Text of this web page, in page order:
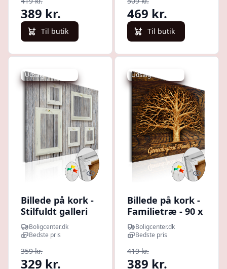
389 kr.
Til butik
469 kr.
Til butik
Udsalg - spar 8 %
Quick look
Billede på kork -
Stilfuldt galleri
vægdekoration -
60 x 40 cm
Boligcenter.dk
Bedste pris
359 kr.
329 kr.
Udsalg - spar 7 %
Quick
Billede på kork -
Familietræ - 90 x
60 cm
Boligcenter.dk
Bedste pris
419 kr.
389 kr.